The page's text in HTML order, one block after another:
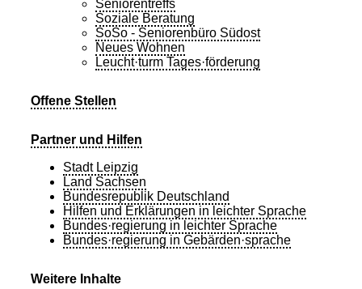
Seniorentreffs
Soziale Beratung
SoSo - Seniorenbüro Südost
Neues Wohnen
Leucht·turm Tages·förderung
Offene Stellen
Partner und Hilfen
Stadt Leipzig
Land Sachsen
Bundesrepublik Deutschland
Hilfen und Erklärungen in leichter Sprache
Bundes·regierung in leichter Sprache
Bundes·regierung in Gebärden·sprache
Weitere Inhalte